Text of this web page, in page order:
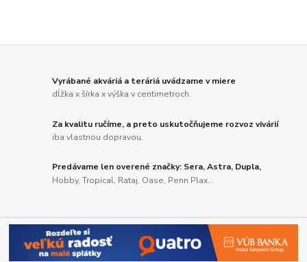
Vyrábané akváriá a teráriá uvádzame v miere
dĺžka x šírka x výška v centimetroch.
Za kvalitu ručíme, a preto uskutočňujeme rozvoz vivárií
iba vlastnou dopravou.
Predávame len overené značky: Sera, Astra, Dupla,
Hobby, Tropical, Rataj, Oase, Penn Plax...